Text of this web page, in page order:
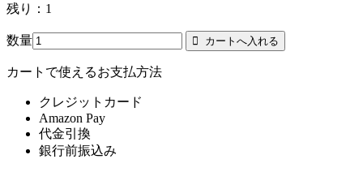
残り：1
数量
カートで使えるお支払方法
クレジットカード
Amazon Pay
代金引換
銀行前振込み